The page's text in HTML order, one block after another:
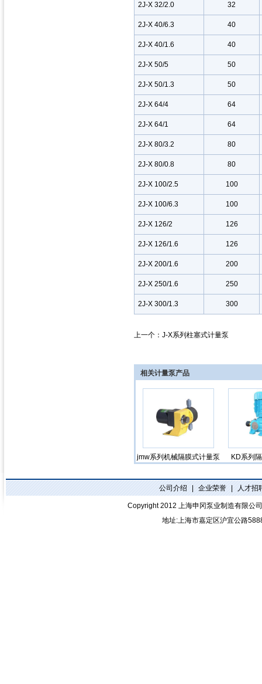
2J-X 32/2.0 32
2J-X 40/6.3 40
2J-X 40/1.6 40
2J-X 50/5 50
2J-X 50/1.3 50
2J-X 64/4 64
2J-X 64/1 64
2J-X 80/3.2 80
2J-X 80/0.8 80
2J-X 100/2.5 100
2J-X 100/6.3 100
2J-X 126/2 126
2J-X 126/1.6 126
2J-X 200/1.6 200
2J-X 250/1.6 250
2J-X 300/1.3 300
上一个： J-X系列柱塞式计量泵
相关计量泵产品
jmw系列机械隔膜式计量泵 KD系列
公司介绍 企业荣誉 人才招
Copyright 2012 上海申冈泵业制造有限公司
地址:上海市嘉定区沪宜公路